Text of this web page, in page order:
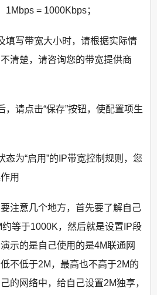
= 1000Kbps；
填写带宽大小时，请根据实际情
清楚，请咨询您的带宽提供商
请点击“保存”按钮，使配置项生
为“启用”的IP带宽控制规则，您
用
注意几个地方，首先要了解自己
等于1000K，然后就是设置IP段
示的是自己使用的是4M联通网
不低于2M，最高也不高于2M的
的网络中，给自己设置2M独享，